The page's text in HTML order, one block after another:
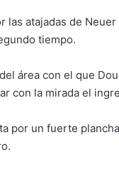
atajadas de
tiempo.
área con el que
con la mirada el
por un fuerte